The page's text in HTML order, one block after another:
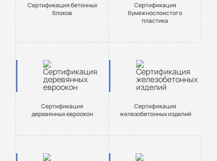
Сертификация бетонных
блоков
Сертификация
бумажнослоистого
пластика
Сертификация
деревянных евроокон
Сертификация
железобетонных изделий